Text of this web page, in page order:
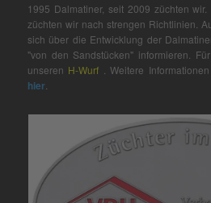
1995 Dalmatiner, seit 2009 züchten
züchten wir nach strengen Richtlinien.
sich über die Entwicklung der
"von den Sandstücken" informieren.
unseren H-Wurf . Weitere
hier